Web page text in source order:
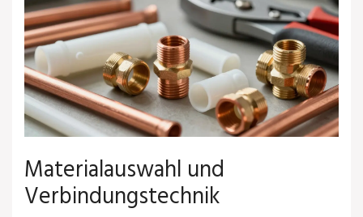
Materialauswahl und
Verbindungstechnik